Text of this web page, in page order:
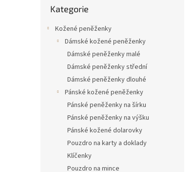
kategorie
Kategorie
Kožené peněženky
Dámské kožené peněženky
Dámské peněženky malé
Dámské peněženky střední
Dámské peněženky dlouhé
Pánské kožené peněženky
Pánské peněženky na šírku
Pánské peněženky na výšku
Pánské kožené dolarovky
Pouzdro na karty a doklady
Klíčenky
Pouzdro na mince